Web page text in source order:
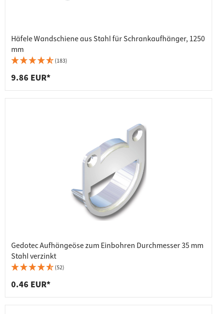
Häfele Wandschiene aus Stahl für Schrankaufhänger, 1250
mm
(183)
9.86 EUR*
Gedotec Aufhängeöse zum Einbohren Durchmesser 35 mm
Stahl verzinkt
(52)
0.46 EUR*